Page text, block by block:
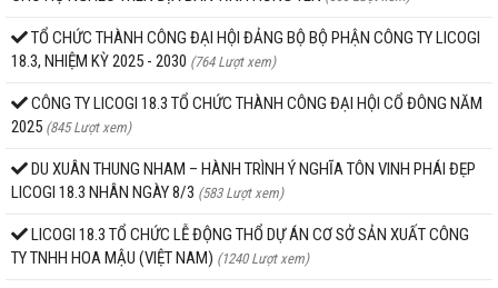
TỔ CHỨC THÀNH CÔNG ĐẠI HỘI ĐẢNG BỘ BỘ PHẬN CÔNG TY LICOGI
18.3, NHIỆM KỲ 2025 - 2030 (764 Lượt xem)
CÔNG TY LICOGI 18.3 TỔ CHỨC THÀNH CÔNG ĐẠI HỘI CỔ ĐÔNG NĂM
2025 (845 Lượt xem)
DU XUÂN THUNG NHAM – HÀNH TRÌNH Ý NGHĨA TÔN VINH PHÁI ĐẸP
LICOGI 18.3 NHÂN NGÀY 8/3 (583 Lượt xem)
LICOGI 18.3 TỔ CHỨC LỄ ĐỘNG THỔ DỰ ÁN CƠ SỞ SẢN XUẤT CÔNG
TY TNHH HOA MẬU (VIỆT NAM) (1240 Lượt xem)